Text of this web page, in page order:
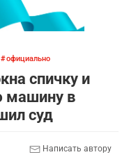
официально
спичку и
машину в
суд
Написать автору